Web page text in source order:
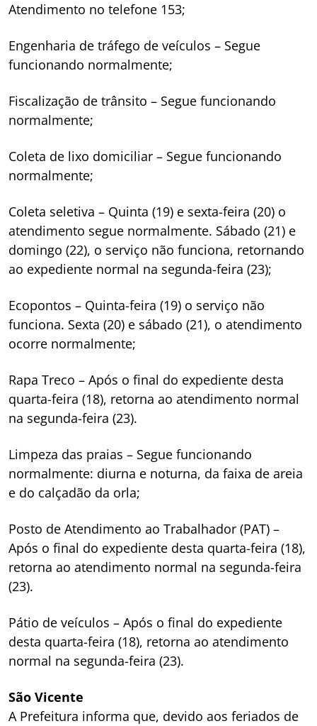
Atendimento no telefone 153;
Engenharia de tráfego de veículos – Segue
funcionando normalmente;
Fiscalização de trânsito – Segue funcionando
normalmente;
Coleta de lixo domiciliar – Segue funcionando
normalmente;
Coleta seletiva – Quinta (19) e sexta-feira (20) o
atendimento segue normalmente. Sábado (21) e
domingo (22), o serviço não funciona, retornando
ao expediente normal na segunda-feira (23);
Ecopontos – Quinta-feira (19) o serviço não
funciona. Sexta (20) e sábado (21), o atendimento
ocorre normalmente;
Rapa Treco – Após o final do expediente desta
quarta-feira (18), retorna ao atendimento normal
na segunda-feira (23).
Limpeza das praias – Segue funcionando
normalmente: diurna e noturna, da faixa de areia
e do calçadão da orla;
Posto de Atendimento ao Trabalhador (PAT) –
Após o final do expediente desta quarta-feira (18),
retorna ao atendimento normal na segunda-feira
(23).
Pátio de veículos – Após o final do expediente
desta quarta-feira (18), retorna ao atendimento
normal na segunda-feira (23).
São Vicente
A Prefeitura informa que, devido aos feriados de